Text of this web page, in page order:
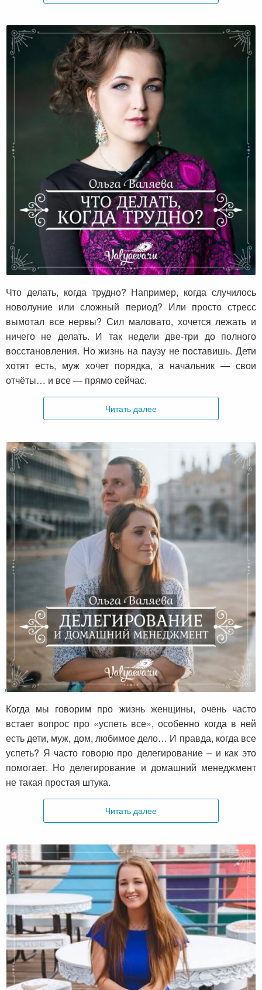
Что делать, когда трудно?
Что делать, когда трудно? Например, когда случилось
новолуние или сложный период? Или просто стресс
вымотал все нервы? Сил маловато, хочется лежать и
ничего не делать. И так недели две-три до полного
восстановления. Но жизнь на паузу не поставишь. Дети
хотят есть, муж хочет порядка, а начальник — свои
отчёты… и все — прямо сейчас.
Читать далее
Делегирование и домашний менеджмент
Когда мы говорим про жизнь женщины, очень часто
встает вопрос про «успеть все», особенно когда в ней
есть дети, муж, дом, любимое дело… И правда, когда все
успеть? Я часто говорю про делегирование – и как это
помогает. Но делегирование и домашний менеджмент
не такая простая штука.
Читать далее